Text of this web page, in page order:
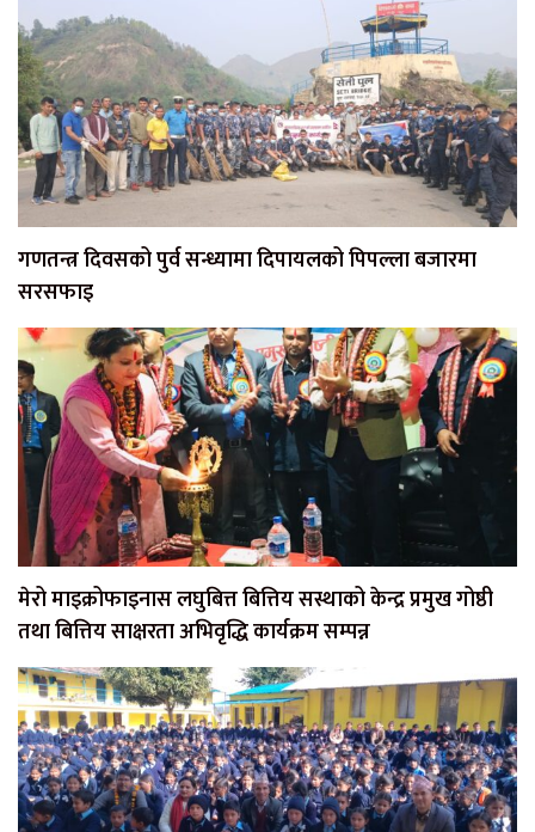
गणतन्त्र दिवसको पुर्व सन्ध्यामा दिपायलको पिपल्ला बजारमा
सरसफाइ
मेरो माइक्रोफाइनास लघुबित्त बित्तिय सस्थाको केन्द्र प्रमुख गोष्ठी
तथा बित्तिय साक्षरता अभिवृद्धि कार्यक्रम सम्पन्न